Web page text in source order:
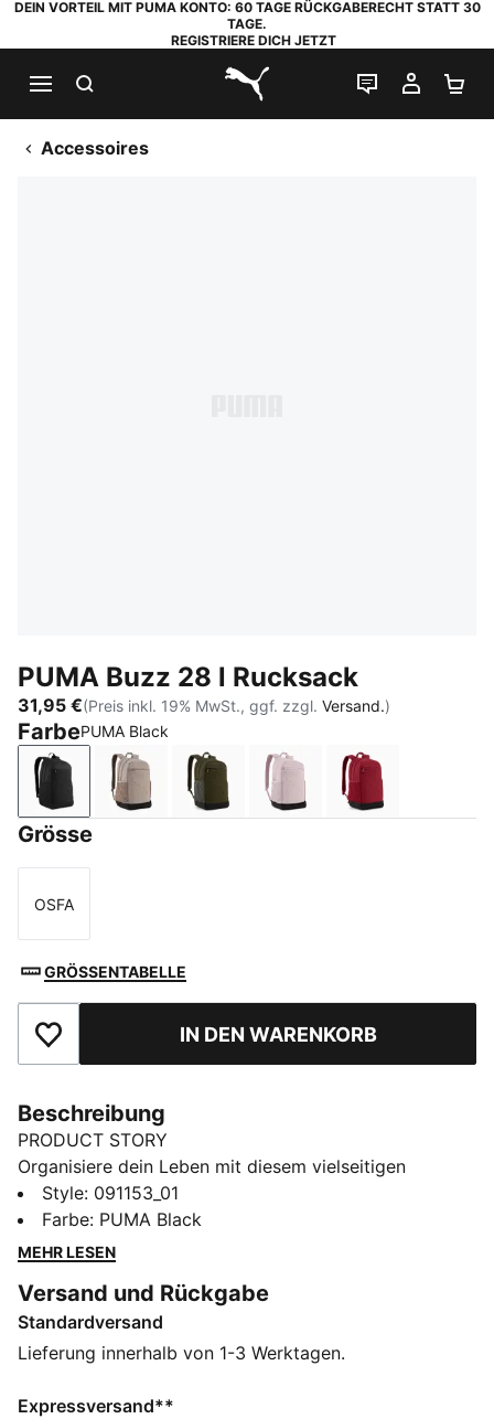
DEIN VORTEIL MIT PUMA KONTO: 60 TAGE RÜCKGABERECHT STATT 30
TAGE.
REGISTRIERE DICH JETZT
PUMA.com
LIVE-CHAT
MEIN
Accessoires
PUMA Buzz 28 l Rucksack
31,95 €(Preis inkl. 19% MwSt., ggf. zzgl. Versand.)
FarbePUMA Black
PUMA BlackMouse GrayDark Olive Misty Pink Garnet Glow
Grösse
Größe
OSFA
GRÖSSENTABELLE
Zu Favoriten hinzufügenIN DEN WARENKORB
Beschreibung
PRODUCT STORY
Organisiere dein Leben mit diesem vielseitigen
Rucksack. Mit mehreren Reißverschlussfächern,
seitlichen Mesh-Taschen und einem weich gefütterten
Fach für deine Essentials. Gepolsterte, verstellbare
PUMA bist du mühelos stylish und für alles bereit.
FEATURES + VORTEILE
Hergestellt aus mindestens 50% recycelten
DETAILS
Style: 091153_01
Farbe: PUMA Black
MEHR LESEN
Versand und Rückgabe
Standardversand
Lieferung innerhalb von 1-3 Werktagen.
Expressversand**